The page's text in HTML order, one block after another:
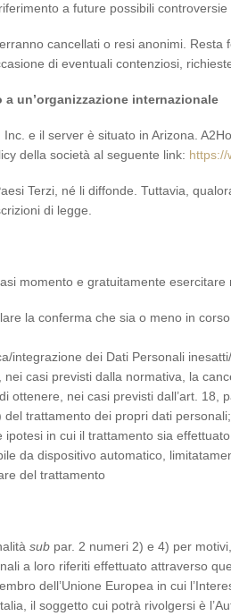
a future possibili
cancellati o resi anonimi.
di eventuali contenziosi,
un’organizzazione internazionale
e il server è situato in Arizona.
della società al seguente link: https://
Terzi, né li diffonde. Tuttavia,
di legge.
momento e gratuitamente
la conferma che sia o meno in
integrazione dei Dati Personali
casi previsti dalla normativa, la
ottenere, nei casi previsti dall’art.
trattamento dei propri dati personali;
ipotesi in cui il trattamento sia
da dispositivo automatico,
del trattamento
sub par. 2 numeri 2) e 4) per
a loro riferiti effettuato attraverso
dell’Unione Europea in cui
il soggetto cui potrà rivolgersi è